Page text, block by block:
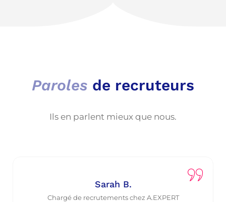
Paroles de recruteurs
Ils en parlent mieux que nous.
Sarah B.
Chargé de recrutements chez A.EXPERT